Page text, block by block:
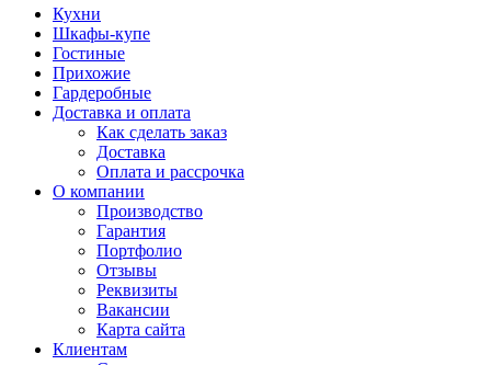
Кухни
Шкафы-купе
Гостиные
Прихожие
Гардеробные
Доставка и оплата
Как сделать заказ
Доставка
Оплата и рассрочка
О компании
Производство
Гарантия
Портфолио
Отзывы
Реквизиты
Вакансии
Карта сайта
Клиентам